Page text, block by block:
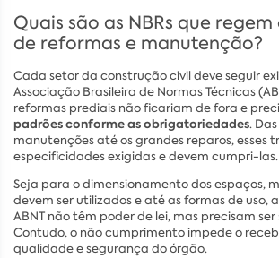
Quais são as NBRs que
de reformas e manutenção?
Cada setor da construção civil deve seguir
Associação Brasileira de Normas Técnicas
reformas prediais não ficariam de fora e
padrões conforme as obrigatoriedades.
manutenções até os grandes reparos, esses
especificidades exigidas e devem cumpri-las.
Seja para o dimensionamento dos espaços,
devem ser utilizados e até as formas de uso,
ABNT não têm poder de lei, mas precisam
Contudo, o não cumprimento impede o
qualidade e segurança do órgão.